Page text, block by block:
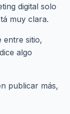
digital solo
muy clara.
entre sitio,
algo
publicar más,